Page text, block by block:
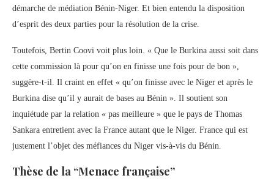
démarche de médiation Bénin-Niger. Et bien entendu la disposition
d’esprit des deux parties pour la résolution de la crise.
Toutefois, Bertin Coovi voit plus loin. « Que le Burkina aussi soit dans
cette commission là pour qu’on en finisse une fois pour de bon »,
suggère-t-il. Il craint en effet « qu’on finisse avec le Niger et après le
Burkina dise qu’il y aurait de bases au Bénin ». Il soutient son
inquiétude par la relation « pas meilleure » que le pays de Thomas
Sankara entretient avec la France autant que le Niger. France qui est
justement l’objet des méfiances du Niger vis-à-vis du Bénin.
Thèse de la “Menace française”